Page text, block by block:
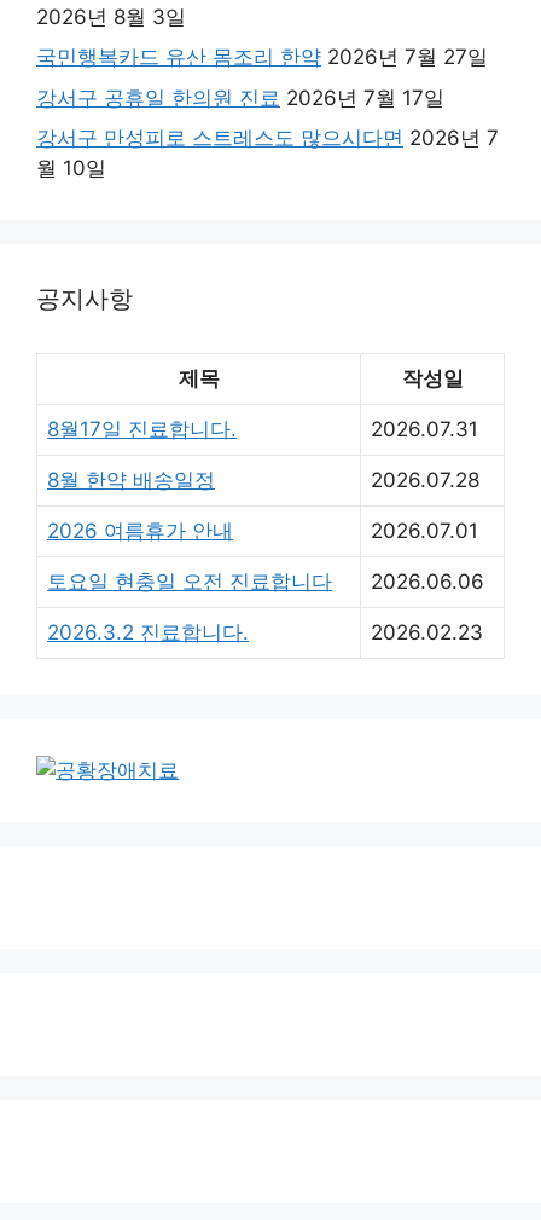
2026년 8월 3일
국민행복카드 유산 몸조리 한약 2026년 7월 27일
강서구 공휴일 한의원 진료 2026년 7월 17일
강서구 만성피로 스트레스도 많으시다면 2026년 7
월 10일
공지사항
제목 작성일
8월17일 진료합니다. 2026.07.31
8월 한약 배송일정 2026.07.28
2026 여름휴가 안내 2026.07.01
토요일 현충일 오전 진료합니다 2026.06.06
2026.3.2 진료합니다. 2026.02.23